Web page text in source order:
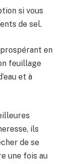
si vous
de sel.
en
feuillage
et à
ils
de se
une fois au